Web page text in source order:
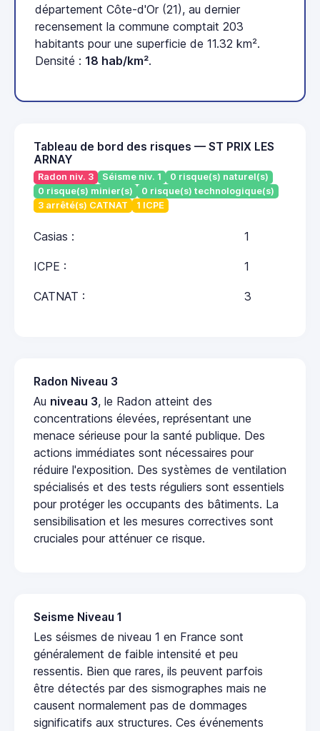
département Côte-d'Or (21), au dernier
recensement la commune comptait 203
habitants pour une superficie de 11.32 km².
Densité : 18 hab/km².
Tableau de bord des risques — ST PRIX LES
ARNAY
Radon niv. 3 Séisme niv. 1
0 risque(s) naturel(s)
0 risque(s) minier(s)
0 risque(s) technologique(s)
3 arrêté(s) CATNAT
1 ICPE
Casias : 1
ICPE : 1
CATNAT : 3
Radon Niveau 3
Au niveau 3, le Radon atteint des
concentrations élevées, représentant une
menace sérieuse pour la santé publique. Des
actions immédiates sont nécessaires pour
réduire l'exposition. Des systèmes de ventilation
spécialisés et des tests réguliers sont essentiels
pour protéger les occupants des bâtiments. La
sensibilisation et les mesures correctives sont
cruciales pour atténuer ce risque.
Seisme Niveau 1
Les séismes de niveau 1 en France sont
généralement de faible intensité et peu
ressentis. Bien que rares, ils peuvent parfois
être détectés par des sismographes mais ne
causent normalement pas de dommages
significatifs aux structures. Ces événements